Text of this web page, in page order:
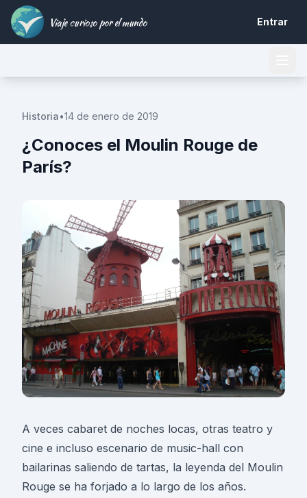
Viaje curioso por el mundo Entrar
Historia•14 de enero de 2019
¿Conoces el Moulin Rouge de
París?
A veces cabaret de noches locas, otras teatro y
cine e incluso escenario de music-hall con
bailarinas saliendo de tartas, la leyenda del Moulin
Rouge se ha forjado a lo largo de los años.